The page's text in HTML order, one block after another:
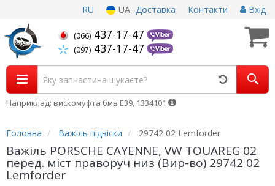
RU UA Доставка Контакти Вхід
(066) 437-17-47
(097) 437-17-47
Наприклад: вискомуфта бмв Е39, 1334101
Головна Важіль підвіски 29742 02 Lemforder
Важіль PORSCHE CAYENNE, VW TOUAREG 02
перед. міст праворуч низ (Вир-во) 29742 02
Lemforder